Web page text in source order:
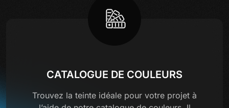
CATALOGUE DE COULEURS
Trouvez la teinte idéale pour votre projet à